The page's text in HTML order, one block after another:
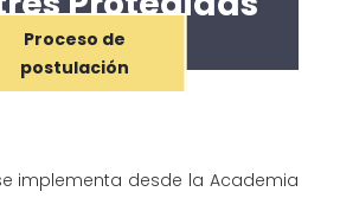
Proceso de
postulación
implementa desde la Academia